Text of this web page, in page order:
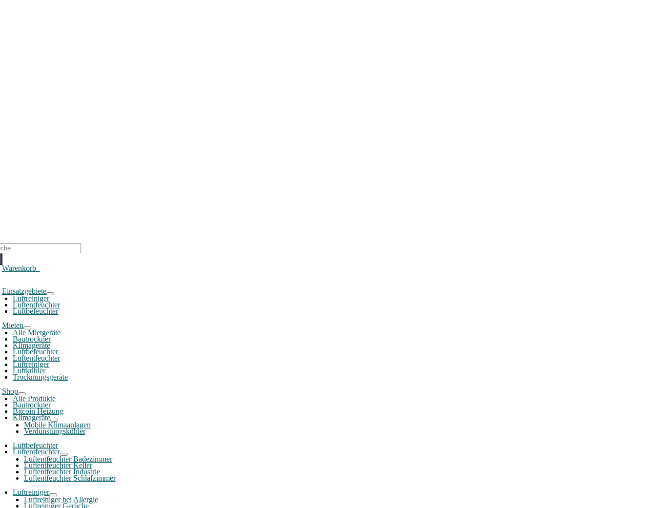
Warenkorb0
Einsatzgebiete
Luftreiniger
Luftentfeuchter
Luftbefeuchter
Mieten
Alle Mietgeräte
Bautrockner
Klimageräte
Luftbefeuchter
Luftentfeuchter
Luftreiniger
Luftkühler
Trocknungsgeräte
Shop
Alle Produkte
Bautrockner
Bitcoin Heizung
Klimageräte
Mobile Klimaanlagen
Verdunstungskühler
Luftbefeuchter
Luftentfeuchter
Luftentfeuchter Badezimmer
Luftentfeuchter Keller
Luftentfeuchter Industrie
Luftentfeuchter Schlafzimmer
Luftreiniger
Luftreiniger bei Allergie
Luftreiniger Gerüche